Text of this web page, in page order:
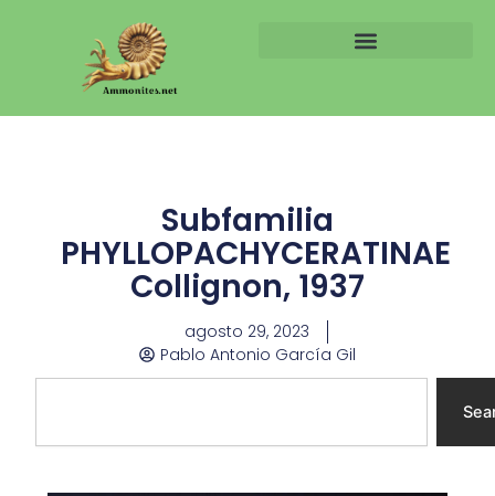
Subfamilia
PHYLLOPACHYCERATINAE
Collignon, 1937
agosto 29, 2023
Pablo Antonio García Gil